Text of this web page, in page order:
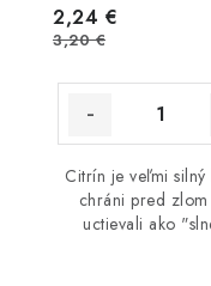
2,24 €
3,20 €
Citrín je veľmi
chráni pred
uctievali ako